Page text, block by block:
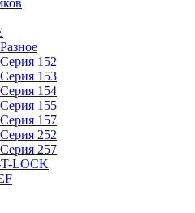
Разное
Серия 152
Серия 153
Серия 154
Серия 155
Серия 157
Серия 252
Серия 257
LOCK